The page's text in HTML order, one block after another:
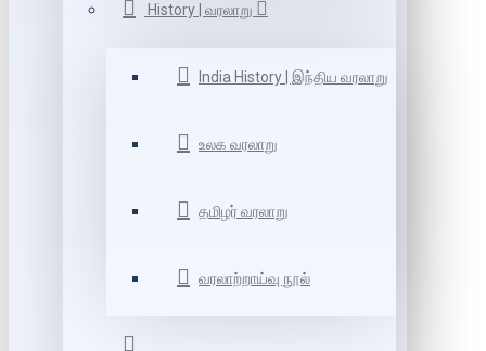
History | வரலாறு
India History | இந்திய வரலாறு
உலக வரலாறு
தமிழர் வரலாறு
வரலாற்றாய்வு நூல்